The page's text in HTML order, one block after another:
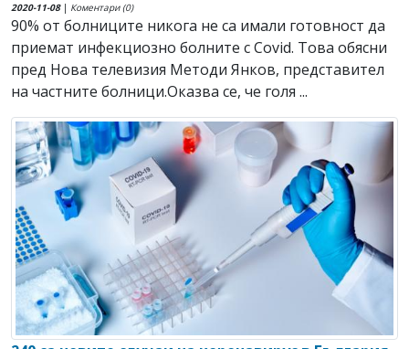
2020-11-08| Коментари (0)
90% от болниците никога не са имали готовност да
приемат инфекциозно болните с Covid. Това обясни
пред Нова телевизия Методи Янков, представител
на частните болници.Оказва се, че голя ...